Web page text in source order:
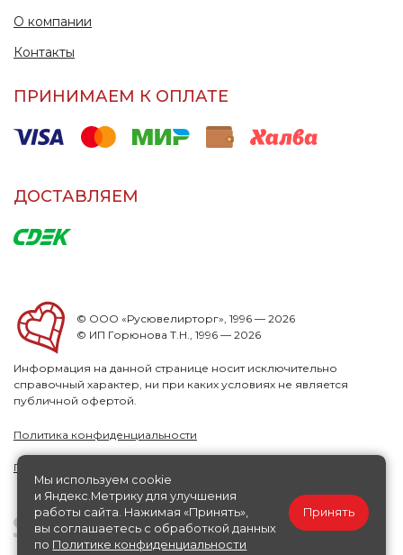
О компании
Контакты
ПРИНИМАЕМ К ОПЛАТЕ
ДОСТАВЛЯЕМ
© ООО «Русювелирторг», 1996 — 2026
© ИП Горюнова Т.Н., 1996 — 2026
Информация на данной странице носит исключительно
справочный характер, ни при каких условиях не является
публичной офертой.
Политика конфиденциальности
Публичная офера
Мы используем cookie
и Яндекс.Метрику для улучшения
работы сайта. Нажимая «Принять»,
вы соглашаетесь с обработкой данных
по Политике конфиденциальности
Принять